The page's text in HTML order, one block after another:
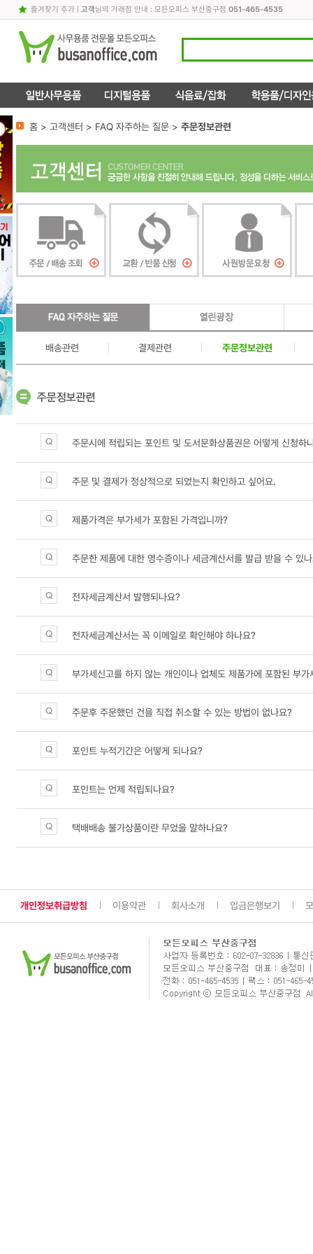
즐겨찾기 추가| 고객님의 거래점 안내 : 모든오피스 부산중구점 051-465-4535
홈 > 고객센터 > FAQ 자주하는 질문 > 주문정보관련
배송관련 결제관련 주문정보관련
주문시에 적립되는 포인트 및 도서문화상품권은 어떻게 신청하
주문 및 결제가 정상적으로 되었는지 확인하고 싶어요.
제품가격은 부가세가 포함된 가격입니까?
주문한 제품에 대한 영수증이나 세금계산서를 발급 받을 수 있
전자세금계산서 발행되나요?
전자세금계산서는 꼭 이메일로 확인해야 하나요?
부가세신고를 하지 않는 개인이나 업체도 제품가에 포함된 부가
주문후 주문했던 건을 직접 취소할 수 있는 방법이 없나요?
포인트 누적기간은 어떻게 되나요?
포인트는 언제 적립되나요?
택배배송 불가상품이란 무었을 말하나요?
개인정보취급방침 이용약관 회사소개 입금은행보기